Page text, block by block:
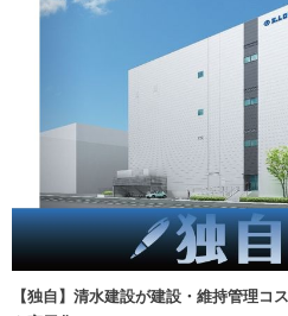
【独自】清水建設が建設・維持管理コ